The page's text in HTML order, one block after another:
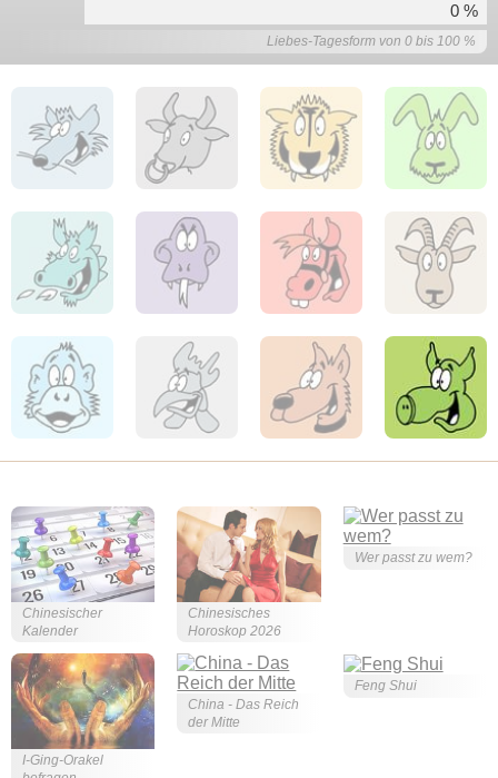
0 %
Liebes-Tagesform von 0 bis 100 %
Chinesischer
Kalender
Chinesisches
Horoskop 2026
Wer passt zu wem?
I-Ging-Orakel
China - Das Reich
der Mitte
Feng Shui